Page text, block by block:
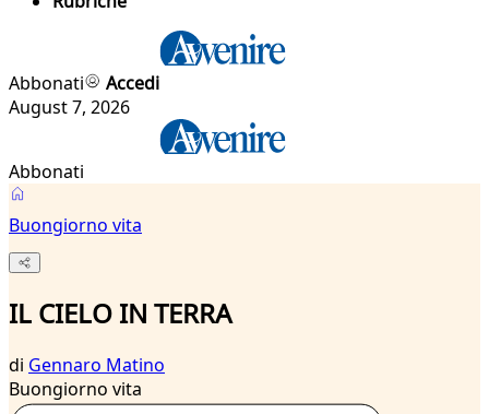
Abbonati
Accedi
August 7, 2026
Abbonati
Buongiorno vita
IL CIELO IN TERRA
di Gennaro Matino
Buongiorno vita